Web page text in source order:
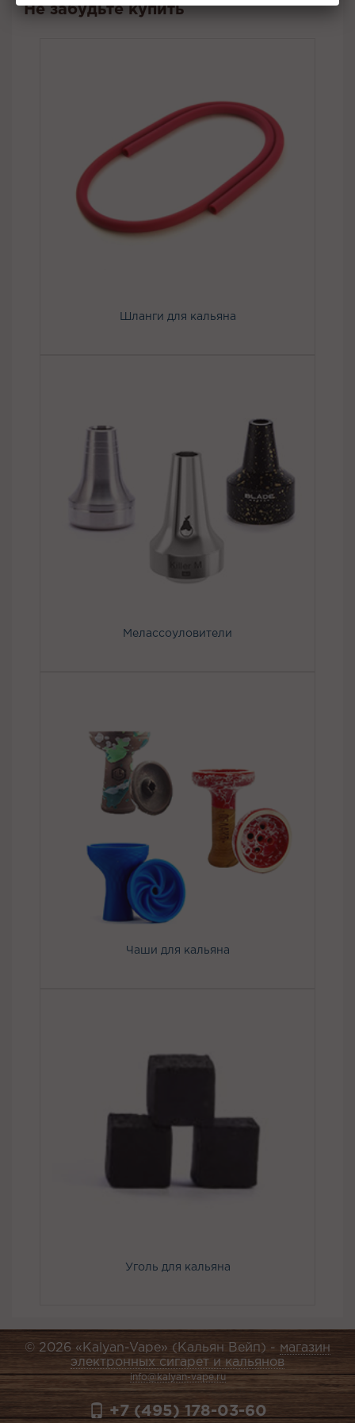
Не забудьте купить
Шланги для кальяна
Мелассоуловители
Чаши для кальяна
Уголь для кальяна
© 2026 «Kalyan-Vape» (Кальян Вейп) - магазин
электронных сигарет и кальянов
info@kalyan-vape.ru
+7 (495) 178-03-60